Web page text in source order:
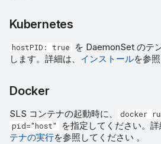
Kubernetes
hostPID: true
を DaemonSet のテ
します。詳細は、 インストールを参
Docker
SLS コンテナの起動時に、 docker
pid="host"
を指定してください。詳
テナの実行を参照してください 。